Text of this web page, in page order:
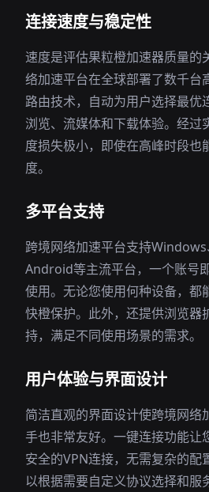
连接速度与稳定性
速度是评估果粒橙加速器质量的
络加速平台在全球部署了数千台
路由技术，自动为用户选择最优
浏览、流媒体和下载体验。经过
度损失极小，即使在高峰时段也
度。
多平台支持
跨境网络加速平台支持Windows
Android等主流平台，一个账号
使用。无论您使用何种设备，都
快橙保护。此外，还提供浏览器
持，满足不同使用场景的需求。
用户体验与界面设计
简洁直观的界面设计使跨境网络
手也非常友好。一键连接功能让
安全的VPN连接，无需复杂的配
以根据需要自定义协议选择和服